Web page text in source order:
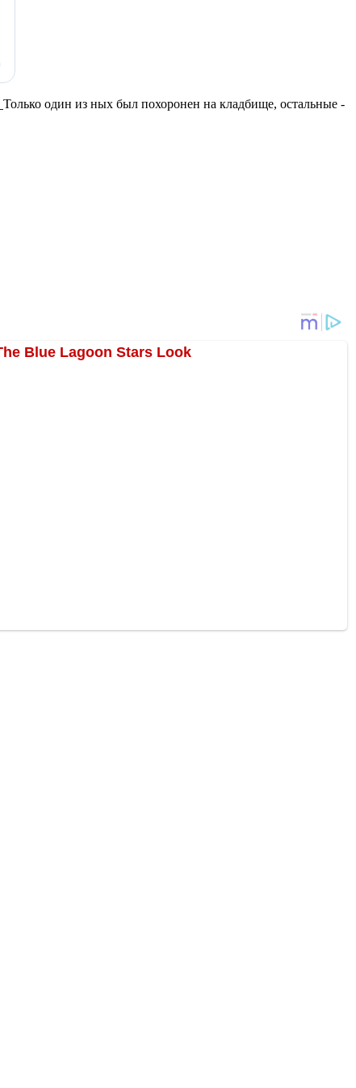
Только один из ных был похоронен на кладбище, остальные -